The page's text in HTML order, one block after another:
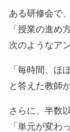
ある研修会で、
「授業の進め
次のようなア
「毎時間、ほ
と答えた教師
さらに、半数
「単元が変わ